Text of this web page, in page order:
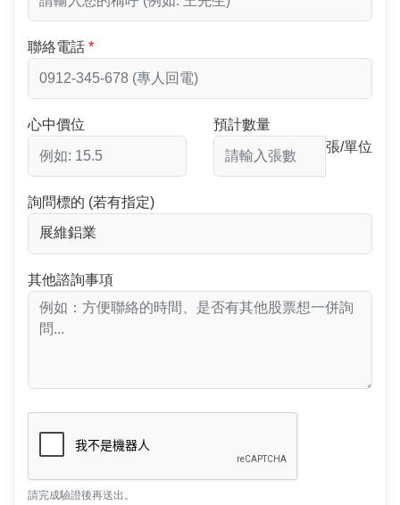
聯絡電話
心中價位
預計數量
張/單位
詢問標的 (若有指定)
其他諮詢事項
請完成驗證後再送出。